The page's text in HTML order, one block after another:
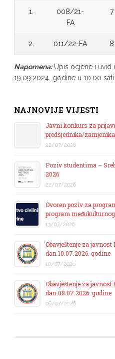
1.
008/21-
FA
7
2. 011/22-FA 8
Napomena: Upis ocjene i uvid
19.09.2024. godine u 10.00 sati.
NAJNOVIJE VIJESTI
Javni konkurs za
predsjednika/
22/07/2026
Poziv studentima –
2026
22/07/2026
Ovoren poziv za
program
13/07/2026
Obavještenje za
dan 10.07.2026. godine
10/07/2026
Obavještenje za
dan 08.07.2026. godine
08/07/2026